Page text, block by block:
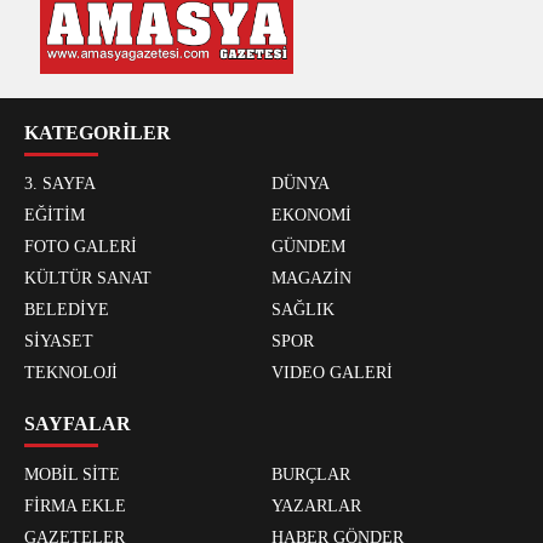
KATEGORİLER
3. SAYFA
DÜNYA
EĞİTİM
EKONOMİ
FOTO GALERİ
GÜNDEM
KÜLTÜR SANAT
MAGAZİN
BELEDİYE
SAĞLIK
SİYASET
SPOR
TEKNOLOJİ
VIDEO GALERİ
SAYFALAR
MOBİL SİTE
BURÇLAR
FİRMA EKLE
YAZARLAR
GAZETELER
HABER GÖNDER